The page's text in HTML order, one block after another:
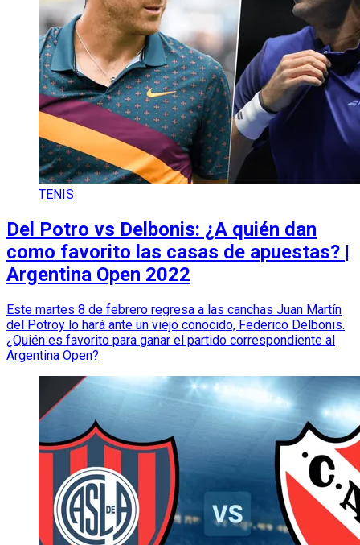
TENIS
Del Potro vs Delbonis: ¿A quién dan
como favorito las casas de apuestas? |
Argentina Open 2022
Este martes 8 de febrero regresa a las canchas Juan Martín
del Potroy lo hará ante un viejo conocido, Federico Delbonis.
¿Quién es favorito para ganar el partido correspondiente al
Argentina Open?